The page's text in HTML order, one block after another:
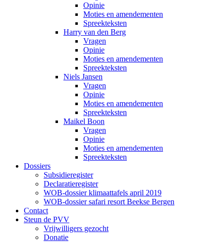
Opinie
Moties en amendementen
Spreekteksten
Harry van den Berg
Vragen
Opinie
Moties en amendementen
Spreekteksten
Niels Jansen
Vragen
Opinie
Moties en amendementen
Spreekteksten
Maikel Boon
Vragen
Opinie
Moties en amendementen
Spreekteksten
Dossiers
Subsidieregister
Declaratieregister
WOB-dossier klimaattafels april 2019
WOB-dossier safari resort Beekse Bergen
Contact
Steun de PVV
Vrijwilligers gezocht
Donatie